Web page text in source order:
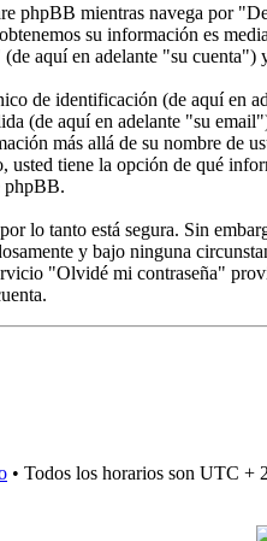
phpBB mientras navega por
su información es
aquí en adelante "su cuenta")
de identificación (de aquí en
(de aquí en adelante "su
más allá de su nombre de
tiene la opción de qué
phpBB.
lo tanto está segura. Sin
y bajo ninguna
"Olvidé mi contraseña"
• Todos los horarios son UTC +